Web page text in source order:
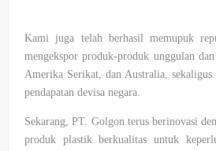
Kami juga telah berhasil memupuk
mengekspor produk-produk unggulan
Amerika Serikat, dan Australia, sekaligus
pendapatan devisa negara.
Sekarang, PT. Golgon terus berinovasi
produk plastik berkualitas untuk